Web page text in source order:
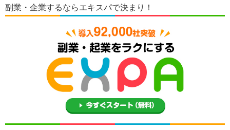
副業・企業するならエキスパで決まり！